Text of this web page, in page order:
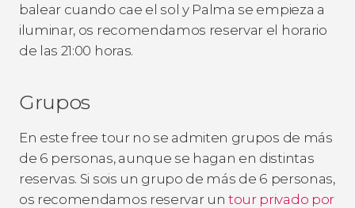
balear cuando cae el sol y Palma se empieza a
iluminar, os recomendamos reservar el horario
de las 21:00 horas.
Grupos
En este free tour no se admiten grupos de más
de 6 personas, aunque se hagan en distintas
reservas. Si sois un grupo de más de 6 personas,
os recomendamos reservar un tour privado por